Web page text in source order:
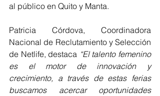
al público en Quito y Manta.
Patricia Córdova, Coordinadora
Nacional de Reclutamiento y Selección
de Netlife, destaca “El talento femenino
es el motor de innovación y
crecimiento, a través de estas ferias
buscamos acercar oportunidades